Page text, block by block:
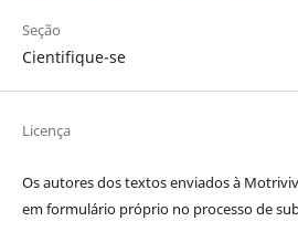
Seção
Cientifique-se
Licença
Os autores dos textos enviados à
em formulário próprio no processo de